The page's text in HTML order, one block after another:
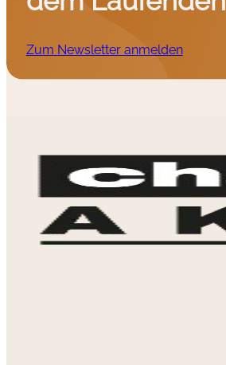
Zum Newsletter anmelden